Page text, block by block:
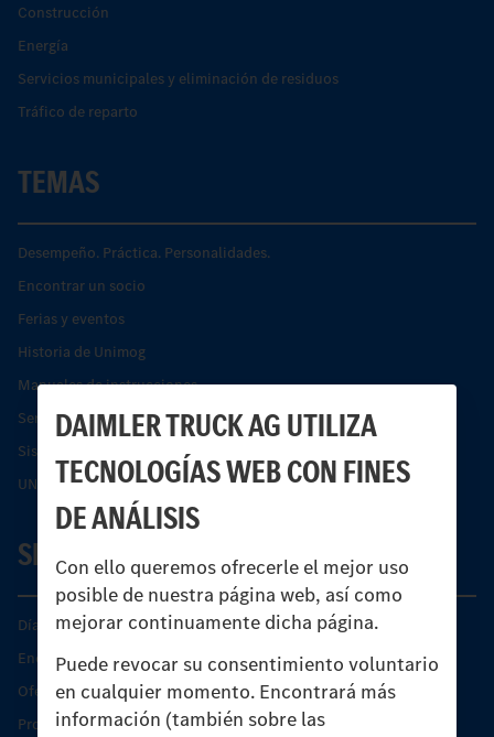
DAIMLER TRUCK AG UTILIZA
TECNOLOGÍAS WEB CON FINES
DE ANÁLISIS
Con ello queremos ofrecerle el mejor uso
posible de nuestra página web, así como
mejorar continuamente dicha página.
Puede revocar su consentimiento voluntario
en cualquier momento. Encontrará más
información (también sobre las
Construcción
Energía
Servicios municipales y eliminación de residuos
Tráfico de reparto
TEMAS
Desempeño. Práctica. Personalidades.
Encontrar un socio
Ferias y eventos
Historia de Unimog
Manuales de instrucciones
Servicios financieros
Sistemas de asistencia de seguridad Econic
UNI-TOUCH®
SERVICIO
Días de Servicio del Unimog
Encontrar un socio
Oferta de servicio del Unimog
Productos de piezas y servicio